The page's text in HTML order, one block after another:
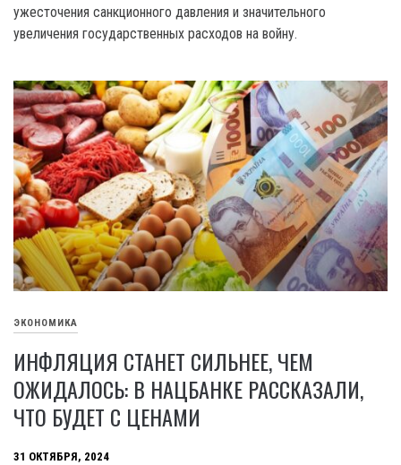
ужесточения санкционного давления и значительного
увеличения государственных расходов на войну.
ЭКОНОМИКА
ИНФЛЯЦИЯ СТАНЕТ СИЛЬНЕЕ, ЧЕМ
ОЖИДАЛОСЬ: В НАЦБАНКЕ РАССКАЗАЛИ,
ЧТО БУДЕТ С ЦЕНАМИ
31 ОКТЯБРЯ, 2024